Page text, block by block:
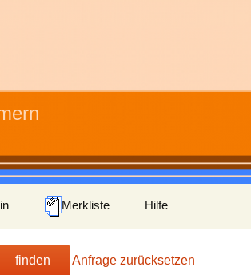
Merkliste Hilfe
finden Anfrage zurücksetzen